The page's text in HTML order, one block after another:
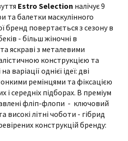
Estro Selection налічує 9
та балетки маскулінного
бренд повертається з сезону в
- більш жіночні в
яскраві з металевими
конструкцією та
варіації однієї ідеї: дві
ремінцями та фіксацією
і середніх підборах. В преміум
фліп-флопи - ключовий
високі літні чоботи - гібрид
конструкцій бренду: